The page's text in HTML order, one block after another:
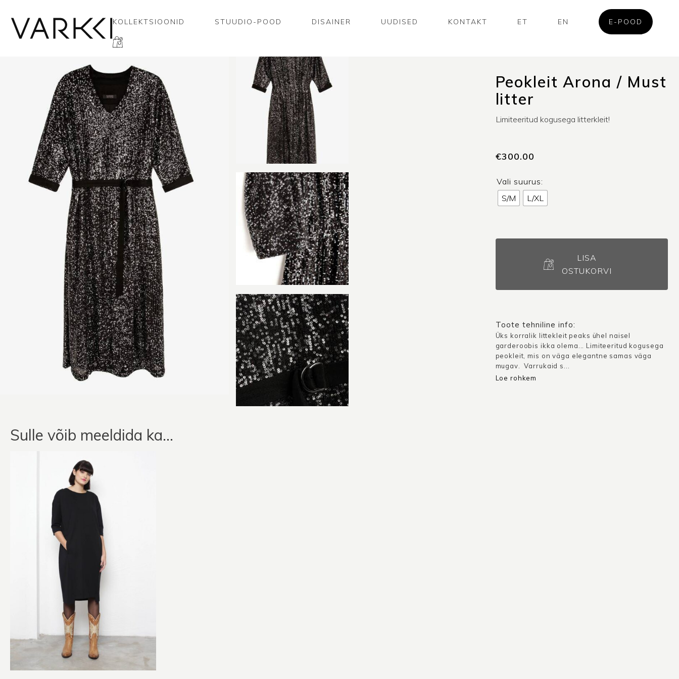
KOLLEKTSIOONID STUUDIO-POOD DISAINER UUDISED KONTAKT ET EN E-POOD
Peokleit Arona / Must
litter
Limiteeritud kogusega litterkleit!
€300.00
Vali suurus:
S/M
L/XL
LISA
OSTUKORVI
Toote tehniline info:
Üks korralik littekleit peaks ühel naisel
garderoobis ikka olema... Limiteeritud kogusega
peokleit, mis on väga elegantne samas väga
mugav. Varrukaid s...
Loe rohkem
Sulle võib meeldida ka…